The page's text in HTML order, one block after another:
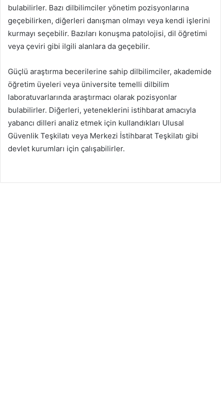
bulabilirler. Bazı dilbilimciler yönetim pozisyonlarına
geçebilirken, diğerleri danışman olmayı veya kendi işlerini
kurmayı seçebilir. Bazıları konuşma patolojisi, dil öğretimi
veya çeviri gibi ilgili alanlara da geçebilir.
Güçlü araştırma becerilerine sahip dilbilimciler, akademide
öğretim üyeleri veya üniversite temelli dilbilim
laboratuvarlarında araştırmacı olarak pozisyonlar
bulabilirler. Diğerleri, yeteneklerini istihbarat amacıyla
yabancı dilleri analiz etmek için kullandıkları Ulusal
Güvenlik Teşkilatı veya Merkezi İstihbarat Teşkilatı gibi
devlet kurumları için çalışabilirler.